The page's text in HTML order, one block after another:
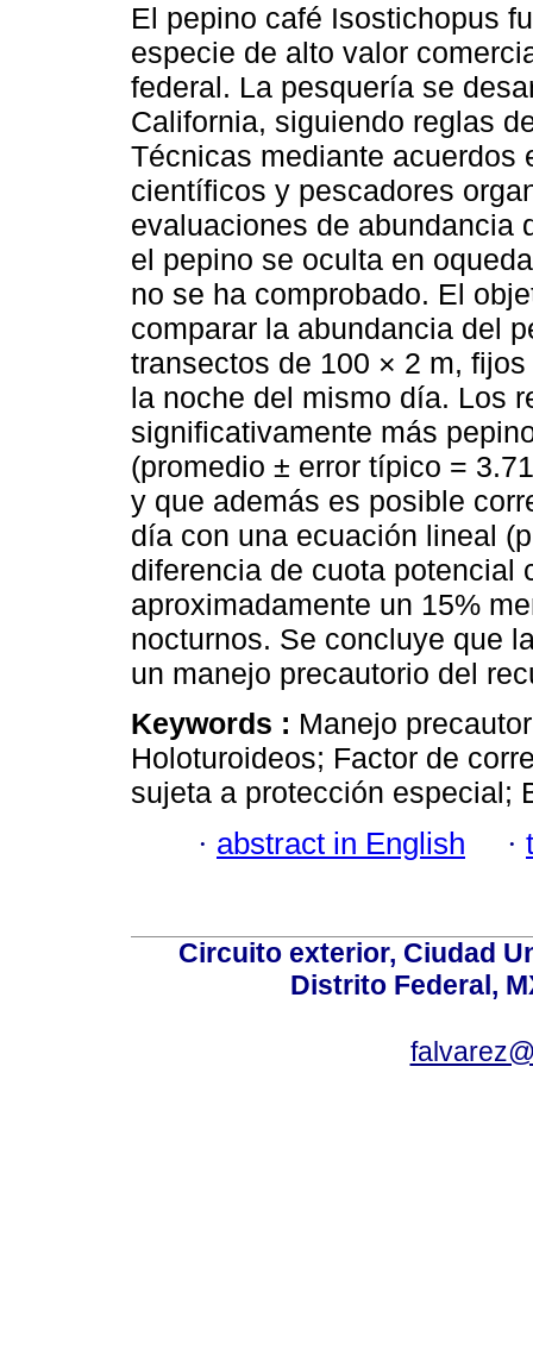
El pepino café Isostichopus
especie de alto valor
federal. La pesquería se
California, siguiendo reglas
Técnicas mediante acuerdos
científicos y pescadores
evaluaciones de abundancia
el pepino se oculta en
no se ha comprobado. El
comparar la abundancia del
transectos de 100 × 2 m,
la noche del mismo día. Los
significativamente más
(promedio ± error típico =
y que además es posible
día con una ecuación lineal
diferencia de cuota potencial
aproximadamente un 15%
nocturnos. Se concluye que
un manejo precautorio del
Keywords : Manejo
Holoturoideos; Factor de
sujeta a protección especial;
· abstract in English ·
Circuito exterior, Ciudad
Distrito Federal,